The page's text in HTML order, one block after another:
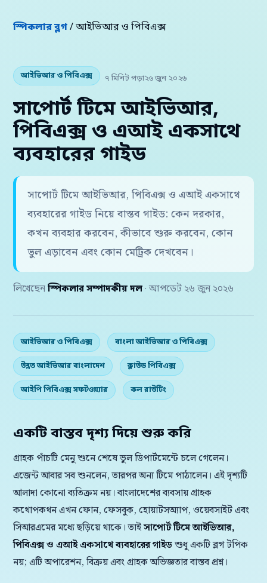
স্পিকলার ব্লগ/ আইভিআর ও পিবিএক্স
আইভিআর ও পিবিএক্স ৭ মিনিট পড়া২৬ জুন ২০২৬
সাপোর্ট টিমে আইভিআর,
পিবিএক্স ও এআই একসাথে
ব্যবহারের গাইড
সাপোর্ট টিমে আইভিআর, পিবিএক্স ও এআই একসাথে
ব্যবহারের গাইড নিয়ে বাস্তব গাইড: কেন দরকার,
কখন ব্যবহার করবেন, কীভাবে শুরু করবেন, কোন
ভুল এড়াবেন এবং কোন মেট্রিক দেখবেন।
লিখেছেন স্পিকলার সম্পাদকীয় দল · আপডেট ২৬ জুন ২০২৬
আইভিআর ও পিবিএক্স বাংলা আইভিআর ও পিবিএক্স
উন্নত আইভিআর বাংলাদেশ ক্লাউড পিবিএক্স
আইপি পিবিএক্স সফটওয়্যার কল রাউটিং
একটি বাস্তব দৃশ্য দিয়ে শুরু করি
গ্রাহক পাঁচটি মেনু শুনে শেষে ভুল ডিপার্টমেন্টে চলে গেলেন।
এজেন্ট আবার সব শুনলেন, তারপর অন্য টিমে পাঠালেন। এই দৃশ্যটি
আলাদা কোনো ব্যতিক্রম নয়। বাংলাদেশের ব্যবসায় গ্রাহক
কথোপকথন এখন ফোন, ফেসবুক, হোয়াটসঅ্যাপ, ওয়েবসাইট এবং
সিআরএমের মধ্যে ছড়িয়ে থাকে। তাইসাপোর্ট টিমে আইভিআর,
পিবিএক্স ও এআই একসাথে ব্যবহারের গাইডশুধু একটি ব্লগ টপিক
নয়; এটি অপারেশন, বিক্রয় এবং গ্রাহক অভিজ্ঞতার বাস্তব প্রশ্ন।